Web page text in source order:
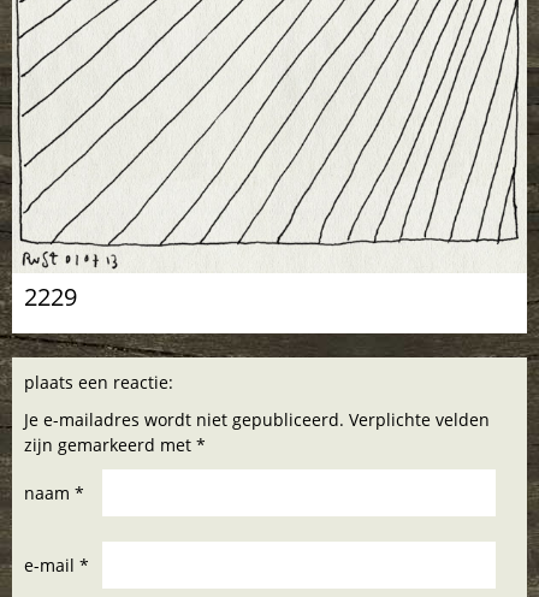
2229
plaats een reactie:
Je e-mailadres wordt niet gepubliceerd. Verplichte velden
zijn gemarkeerd met *
naam *
e-mail *